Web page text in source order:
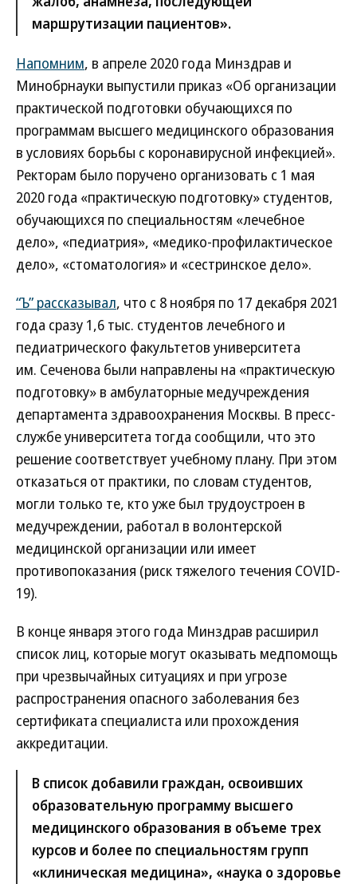
маршрутизации пациентов».
Напомним, в апреле 2020 года Минздрав и
Минобрнауки выпустили приказ «Об организации
практической подготовки обучающихся по
программам высшего медицинского образования
в условиях борьбы с коронавирусной инфекцией».
Ректорам было поручено организовать с 1 мая
2020 года «практическую подготовку» студентов,
обучающихся по специальностям «лечебное
дело», «педиатрия», «медико-профилактическое
дело», «стоматология» и «сестринское дело».
“Ъ” рассказывал, что с 8 ноября по 17 декабря 2021
года сразу 1,6 тыс. студентов лечебного и
педиатрического факультетов университета
им. Сеченова были направлены на «практическую
подготовку» в амбулаторные медучреждения
департамента здравоохранения Москвы. В пресс-
службе университета тогда сообщили, что это
решение соответствует учебному плану. При этом
отказаться от практики, по словам студентов,
могли только те, кто уже был трудоустроен в
медучреждении, работал в волонтерской
медицинской организации или имеет
противопоказания (риск тяжелого течения COVID-
19).
В конце января этого года Минздрав расширил
список лиц, которые могут оказывать медпомощь
при чрезвычайных ситуациях и при угрозе
распространения опасного заболевания без
сертификата специалиста или прохождения
аккредитации.
В список добавили граждан, освоивших
образовательную программу высшего
медицинского образования в объеме трех
курсов и более по специальностям групп
«клиническая медицина», «наука о здоровье